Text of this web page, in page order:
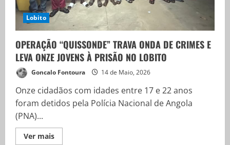
Lobito
OPERAÇÃO “QUISSONDE” TRAVA ONDA DE CRIMES E
LEVA ONZE JOVENS À PRISÃO NO LOBITO
Goncalo Fontoura 14 de Maio, 2026
Onze cidadãos com idades entre 17 e 22 anos
foram detidos pela Polícia Nacional de Angola
(PNA)...
Ver mais